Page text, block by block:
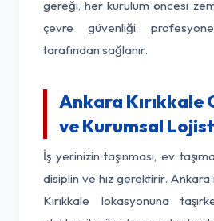
gereği, her kurulum öncesi
çevre güvenliği
tarafından sağlanır.
Ankara Kırıkkale
ve Kurumsal
İş yerinizin taşınması, ev
disiplin ve hız gerektirir.
Kırıkkale lokasyonuna